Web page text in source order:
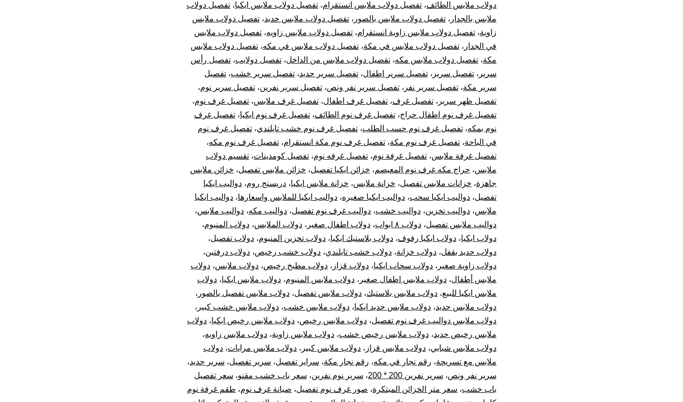
دولاب ملابس الطائف، تفصيل دولاب ملابس انستقرام، تفصيل دولاب ملابس ايكيا، تفصيل دولاب
ملابس بالجدار ، تفصيل دولاب ملابس بالصور ، تفصيل دولاب ملابس حديد، تفصيل دولاب ملابس
زاوية، تفصيل دولاب ملابس زاوية انستقرام، تفصيل دولاب ملابس زاويه، تفصيل دولاب ملابس
في الجدار ، تفصيل دولاب ملابس في مكة، تفصيل دولاب ملابس في مكه، تفصيل دولاب ملابس
مكة، تفصيل دولاب ملابس مكه، تفصيل دولاب ملابس من الداخل، تفصيل دولايب، تفصيل رأس
سرير ، تفصيل سرير ، تفصيل سرير اطفال، تفصيل سرير حديد، تفصيل سرير خشب، تفصيل
سرير مكة، تفصيل سرير نفر ، تفصيل سرير نفر ونص، تفصيل سرير نفرين، تفصيل سرير نوم،
تفصيل ظهر سرير ، تفصيل غرف، تفصيل غرف اطفال، تفصيل غرف ملابس، تفصيل غرف نوم،
تفصيل غرف نوم اطفال حراج، تفصيل غرف نوم الطائف، تفصيل غرف نوم ايكيا، تفصيل غرف
نوم بمكه، تفصيل غرف نوم حسب الطلب، تفصيل غرف نوم خشب تايلندي، تفصيل غرف نوم
في الباحة، تفصيل غرف نوم مكة، تفصيل غرف نوم مكة انستقرام، تفصيل غرف نوم مكه،
تفصيل غرفة ملابس، تفصيل غرفة نوم، تفصيل غرفه نوم، تفصيل كومدينات، تقسيم دولاب
ملابس، حراج مكه غرف نوم المعيصم، خزائن ايكيا تفصيل، خزائن ملابس تفصيل، خزائن ملابس
جاهزة، خزانات ملابس تفصيل، خزانة ملابس، خزانة ملابس ايكيا، دريسنج روم، دواليب ايكيا
تفصيل، دواليب ايكيا سحب، دواليب ايكيا صغيره، دواليب ايكيا للملابس واسعارها، دواليب ايكيا
ملابس، دواليب تخزين، دواليب خشب، دواليب غرف نوم تفصيل، دواليب مكه، دواليب ملابس،
دواليب ملابس تفصيل، دولاب ٨ ابواب ، دولاب اطفال صغير ، دولاب الملابس، دولاب المنيوم،
دولاب ايكيا، دولاب ايكيا رفوف، دولاب بلاستيك ايكيا، دولاب تخزين المنيوم، دولاب تفصيل،
دولاب حديد بقفل، دولاب خزانة، دولاب خشب تايلندي، دولاب خشب رخيص، دولاب درفتين،
دولاب زاوية صغير ، دولاب سحاب ايكيا، دولاب قزاز ، دولاب مطبخ رخيص، دولاب ملابس، دولاب
ملابس أطفال، دولاب ملابس اطفال صغير ، دولاب ملابس المنيوم، دولاب ملابس ايكيا، دولاب
ملابس ايكيا للبيع، دولاب ملابس بلاستيك، دولاب ملابس تفصيل، دولاب ملابس تفصيل بالصور ،
دولاب ملابس حديد، دولاب ملابس حديد ايكيا، دولاب ملابس خشب، دولاب ملابس خشب كبير ،
دولاب ملابس دواليب غرف نوم تفصيل، دولاب ملابس رخيص، دولاب ملابس رخيص ايكيا، دولاب
ملابس رخيص حديد، دولاب ملابس رخيص خشب، دولاب ملابس زاوية، دولاب ملابس زاويه،
دولاب ملابس شبابي، دولاب ملابس قزاز ، دولاب ملابس كبير ، دولاب ملابس مرايات، دولاب
ملابس مع تسريحة، رقم نجار في مكه، رقم نجار مكة، سراير تفصيل، سرير تفصيل، سرير حديد،
سرير نفر ونص، سرير نفرين 200 * 200 ، سرير نوم نفرين، سعر باب خشب مقنو، سعر تفصيل
باب خشب، سعر متر الخزائن المبتكرة، صور غرف نوم تفصيل، صيانة غرف نوم، طقم غرفة نوم